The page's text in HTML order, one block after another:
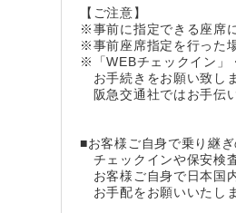
【ご注意】
※事前に指定できる座席
※事前座席指定を行った
※「WEBチェックイン」
お手続きをお願い致し
阪急交通社ではお手伝
■お客様ご自身で乗り継
チェックインや保安検
お客様ご自身で日本国
お手配をお願いいたしま